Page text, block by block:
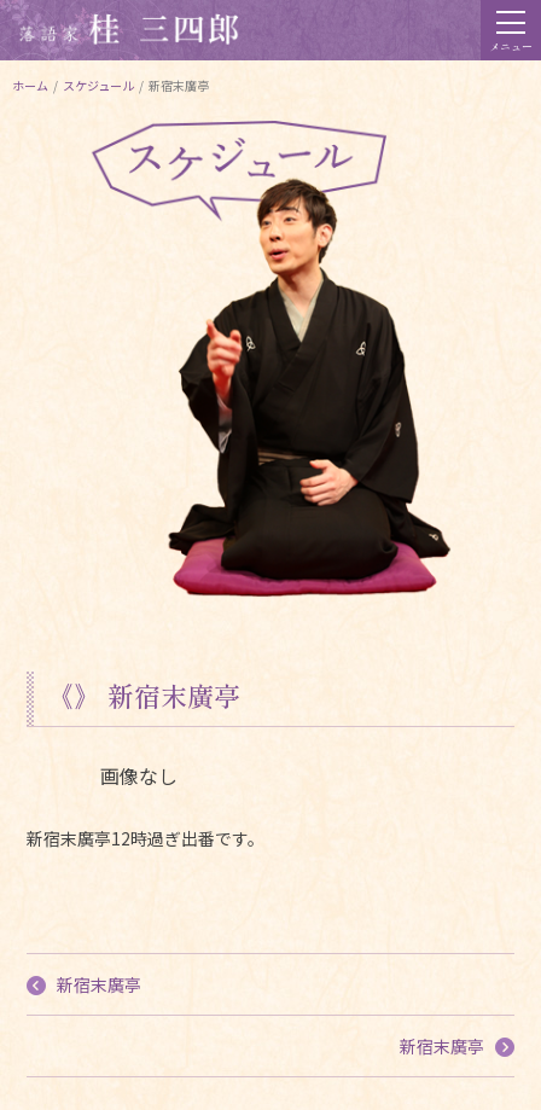
メニュー
ホーム / スケジュール / 新宿末廣亭
《》 新宿末廣亭
画像なし
新宿末廣亭12時過ぎ出番です。
新宿末廣亭
新宿末廣亭